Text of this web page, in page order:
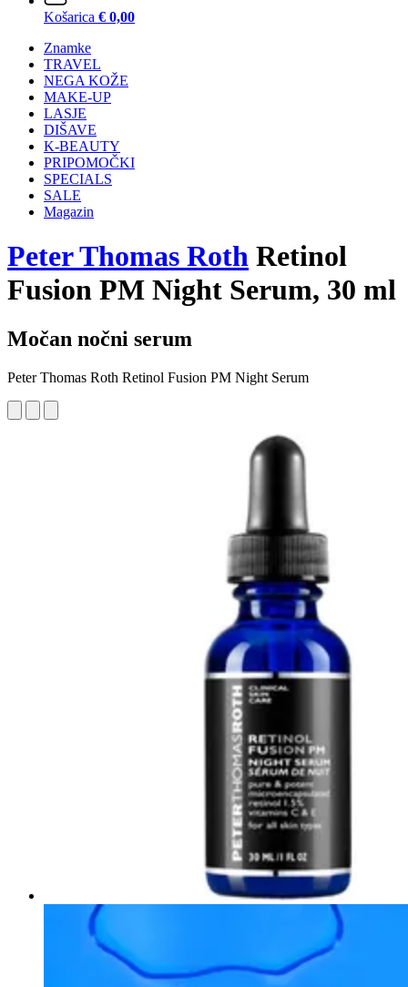
Košarica € 0,00
Znamke
TRAVEL
NEGA KOŽE
MAKE-UP
LASJE
DIŠAVE
K-BEAUTY
PRIPOMOČKI
SPECIALS
SALE
Magazin
Peter Thomas Roth Retinol
Fusion PM Night Serum, 30 ml
Močan nočni serum
Peter Thomas Roth Retinol Fusion PM Night Serum